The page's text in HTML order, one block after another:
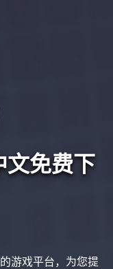
文免费下
游戏平台，为您提